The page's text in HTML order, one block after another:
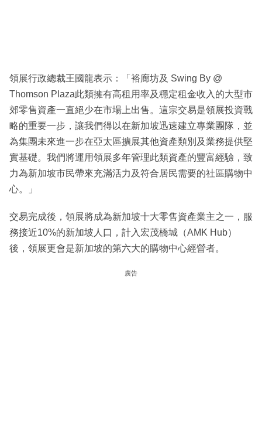
領展行政總裁王國龍表示：「裕廊坊及 Swing By @
Thomson Plaza此類擁有高租用率及穩定租金收入的大型市
郊零售資產一直絕少在市場上出售。這宗交易是領展投資戰
略的重要一步，讓我們得以在新加坡迅速建立專業團隊，並
為集團未來進一步在亞太區擴展其他資產類別及業務提供堅
實基礎。我們將運用領展多年管理此類資產的豐富經驗，致
力為新加坡市民帶來充滿活力及符合居民需要的社區購物中
心。」
交易完成後，領展將成為新加坡十大零售資產業主之一，服
務接近10%的新加坡人口，計入宏茂橋城（AMK Hub）
後，領展更會是新加坡的第六大的購物中心經營者。
廣告